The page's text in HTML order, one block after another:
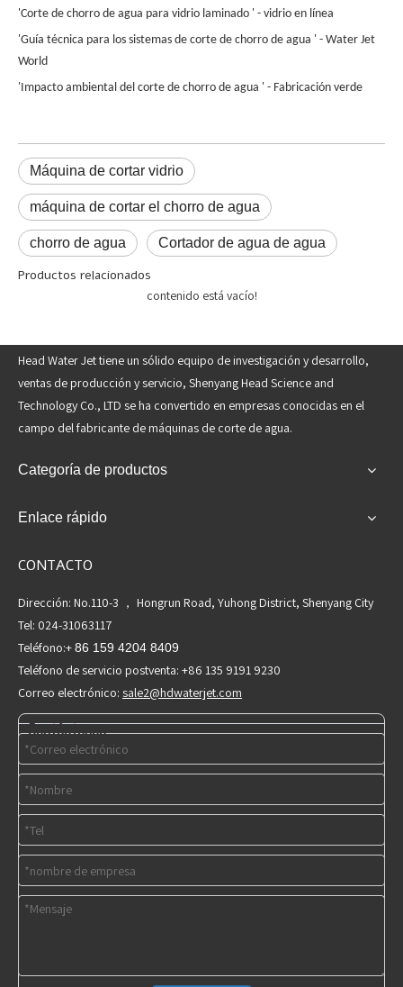
'Corte de chorro de agua para vidrio laminado ' - vidrio en línea
'Guía técnica para los sistemas de corte de chorro de agua ' - Water Jet
World
'Impacto ambiental del corte de chorro de agua ' - Fabricación verde
Máquina de cortar vidrio
máquina de cortar el chorro de agua
chorro de agua Cortador de agua de agua
Productos relacionados
contenido está vacío!
Head Water Jet tiene un sólido equipo de investigación y desarrollo,
ventas de producción y servicio, Shenyang Head Science and
Technology Co., LTD se ha convertido en empresas conocidas en el
campo del fabricante de máquinas de corte de agua.
Categoría de productos
Enlace rápido
CONTACTO
Dirección: No.110-3 ， Hongrun Road, Yuhong District, Shenyang City
Tel: 024-31063117
Teléfono:+86 159 4204 8409
Teléfono de servicio postventa: +86 135 9191 9230
Correo electrónico: sale2@hdwaterjet.com
Contáctenos